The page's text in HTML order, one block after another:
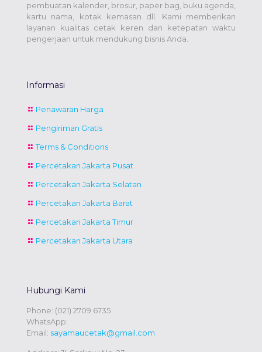
pembuatan kalender, brosur, paper bag, buku agenda,
kartu nama, kotak kemasan dll. Kami memberikan
layanan kualitas cetak keren dan ketepatan waktu
pengerjaan untuk mendukung bisnis Anda.
Informasi
Penawaran Harga
Pengiriman Gratis
Terms & Conditions
Percetakan Jakarta Pusat
Percetakan Jakarta Selatan
Percetakan Jakarta Barat
Percetakan Jakarta Timur
Percetakan Jakarta Utara
Hubungi Kami
Phone: (021) 2709 6735
WhatsApp:
Email: sayamaucetak@gmail.com